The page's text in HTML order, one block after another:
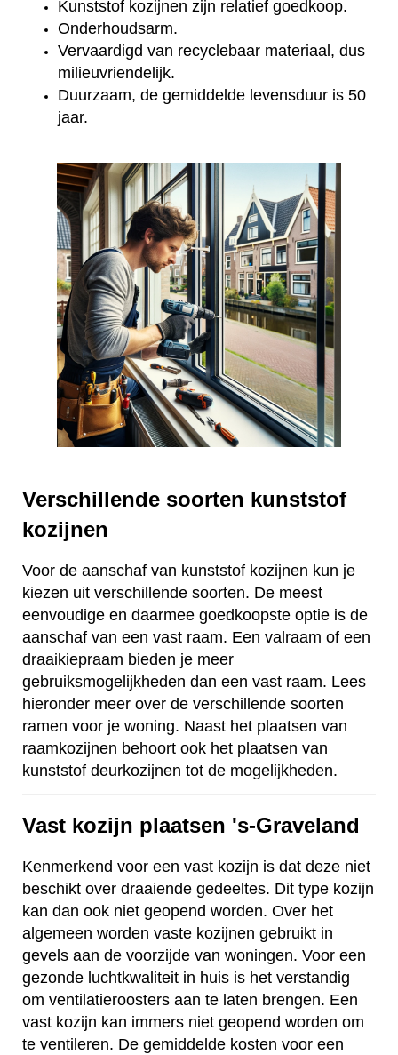
Kunststof kozijnen zijn relatief goedkoop.
Onderhoudsarm.
Vervaardigd van recyclebaar materiaal, dus
milieuvriendelijk.
Duurzaam, de gemiddelde levensduur is 50
jaar.
Verschillende soorten kunststof
kozijnen
Voor de aanschaf van kunststof kozijnen kun je
kiezen uit verschillende soorten. De meest
eenvoudige en daarmee goedkoopste optie is de
aanschaf van een vast raam. Een valraam of een
draaikiepraam bieden je meer
gebruiksmogelijkheden dan een vast raam. Lees
hieronder meer over de verschillende soorten
ramen voor je woning. Naast het plaatsen van
raamkozijnen behoort ook het plaatsen van
kunststof deurkozijnen tot de mogelijkheden.
Vast kozijn plaatsen 's-Graveland
Kenmerkend voor een vast kozijn is dat deze niet
beschikt over draaiende gedeeltes. Dit type kozijn
kan dan ook niet geopend worden. Over het
algemeen worden vaste kozijnen gebruikt in
gevels aan de voorzijde van woningen. Voor een
gezonde luchtkwaliteit in huis is het verstandig
om ventilatieroosters aan te laten brengen. Een
vast kozijn kan immers niet geopend worden om
te ventileren. De gemiddelde kosten voor een